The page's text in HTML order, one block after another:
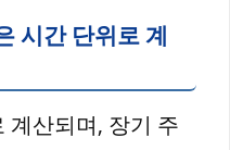
시간 단위로 계
계산되며, 장기 주